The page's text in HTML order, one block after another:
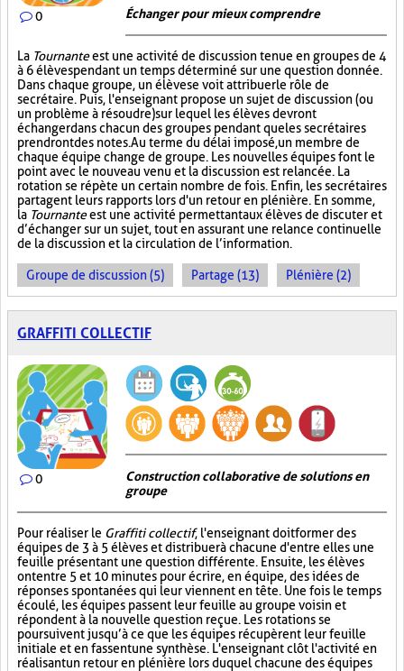
0 Échanger pour mieux comprendre
La Tournanteest une activité de discussion tenue en groupes de 4
à 6 élèves pendant un temps déterminé sur une question donnée.
Dans chaque groupe, un élève se voit attribuer le rôle de
secrétaire. Puis, l'enseignant propose un sujet de discussion (ou
un problème à résoudre) sur lequel les élèves devront
échanger dans chacun des groupes pendant que les secrétaires
prendront des notes. Au terme du délai imposé, un membre de
chaque équipe change de groupe. Les nouvelles équipes font le
point avec le nouveau venu et la discussion est relancée. La
rotation se répète un certain nombre de fois. Enfin, les secrétaires
partagent leurs rapports lors d'un retour en plénière. En somme,
la Tournanteest une activité permettant aux élèves de discuter et
d’échanger sur un sujet, tout en assurant une relance continuelle
de la discussion et la circulation de l’information.
Groupe de discussion (5) Partage (13) Plénière (2)
GRAFFITI COLLECTIF
0
Construction collaborative de solutions en
groupe
Pour réaliser le Graffiti collectif, l'enseignant doit former des
équipes de 3 à 5 élèves et distribuer à chacune d'entre elles une
feuille présentant une question différente. Ensuite, les élèves
ont entre 5 et 10 minutes pour écrire, en équipe, des idées de
réponses spontanées qui leur viennent en tête. Une fois le temps
écoulé, les équipes passent leur feuille au groupe voisin et
répondent à la nouvelle question reçue. Les rotations se
poursuivent jusqu’à ce que les équipes récupèrent leur feuille
initiale et en fassent une synthèse. L'enseignant clôt l'activité en
réalisant un retour en plénière lors duquel chacune des équipes